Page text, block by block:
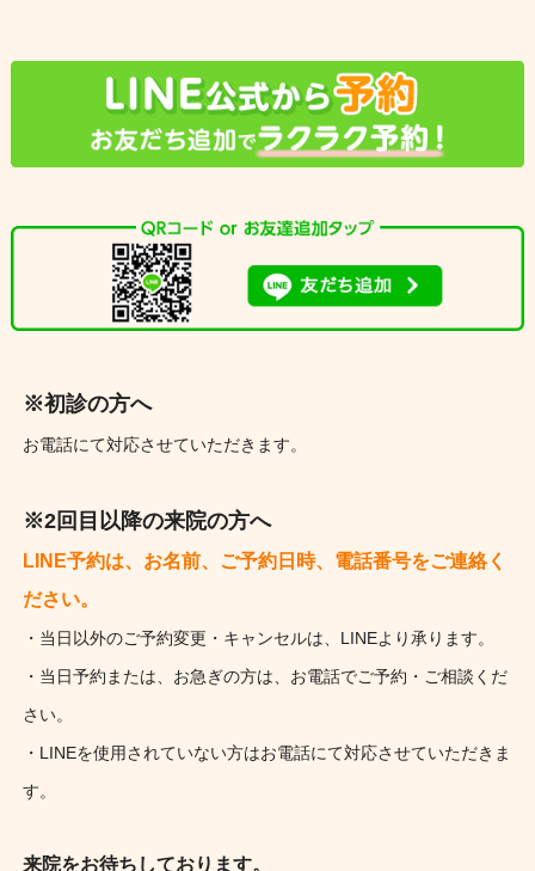
※初診の方へ
お電話にて対応させていただきます。
※2回目以降の来院の方へ
LINE予約は、お名前、ご予約日時、電話番号をご連絡く
ださい。
・当日以外のご予約変更・キャンセルは、LINEより承ります。
・当日予約または、お急ぎの方は、お電話でご予約・ご相談くだ
さい。
・LINEを使用されていない方はお電話にて対応させていただきま
す。
来院をお待ちしております。